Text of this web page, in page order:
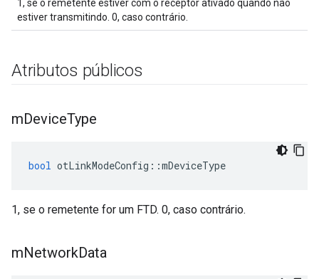
1, se o remetente estiver com o receptor ativado quando não
estiver transmitindo. 0, caso contrário.
Atributos públicos
mDeviceType
bool otLinkModeConfig ::mDeviceType
1, se o remetente for um FTD. 0, caso contrário.
mNetworkData